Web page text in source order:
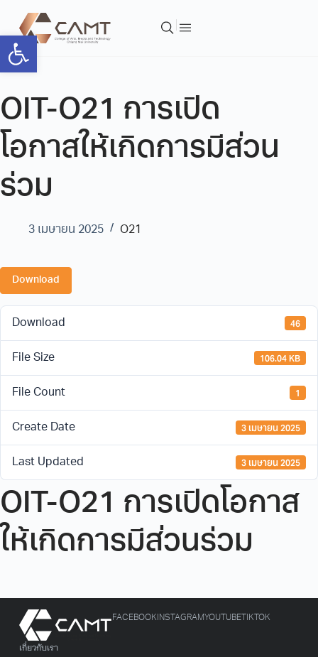
Open toolbar
OIT-O21 การเปิด
โอกาสให้เกิดการมีส่วน
ร่วม
3 เมษายน 2025 O21
Download
Download 46
File Size 106.04 KB
File Count 1
Create Date 3 เมษายน 2025
Last Updated 3 เมษายน 2025
OIT-O21 การเปิดโอกาส
ให้เกิดการมีส่วนร่วม
เกี่ยวกับเรา
FACEBOOK INSTAGRAMYOUTUBETIKTOK